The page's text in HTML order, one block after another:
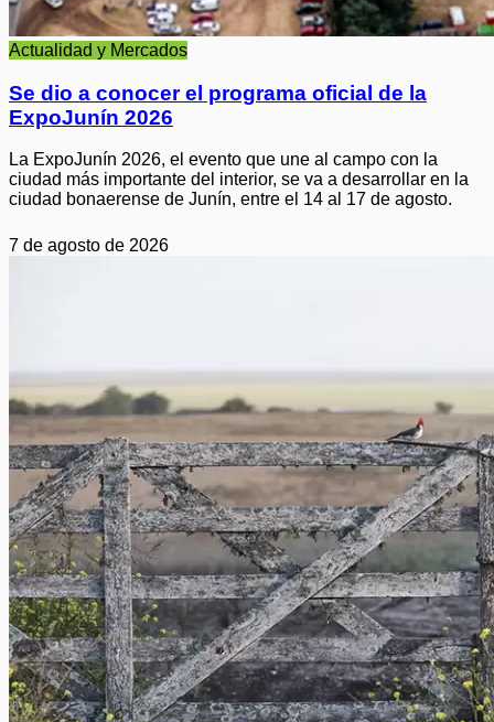
Actualidad y Mercados
Se dio a conocer el programa oficial de la
ExpoJunín 2026
La ExpoJunín 2026, el evento que une al campo con la
ciudad más importante del interior, se va a desarrollar en la
ciudad bonaerense de Junín, entre el 14 al 17 de agosto.
7 de agosto de 2026